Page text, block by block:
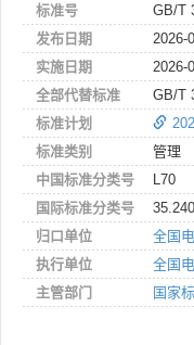
标准号
GB/T
发布日期
2026-
实施日期
2026-
全部代替标准
GB/T
标准计划
标准类别
管理
中国标准分类号
L70
国际标准分类号
归口单位
全国
执行单位
全国
主管部门
国家